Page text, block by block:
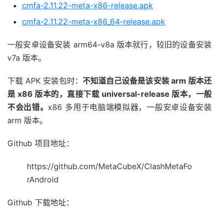
cmfa-2.11.22-meta-x86-release.apk
cmfa-2.11.22-meta-x86_64-release.apk
一般安卓设备安装 arm64-v8a 版本就行，较旧的设备安装
v7a 版本。
下载 APK 安装包时： 不知道自己设备是该安装 arm 版本还
是 x86 版本的，直接下载 universal-release 版本，一般
不会出错。 x86 多用于电脑端模拟器，一般安卓设备安装
arm 版本。
Github 项目地址：
https://github.com/MetaCubeX/ClashMetaFo
rAndroid
Github 下载地址：